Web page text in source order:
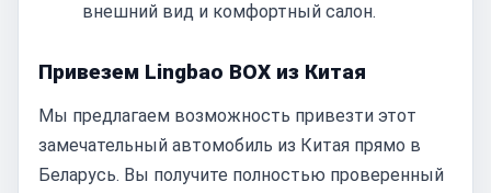
внешний вид и комфортный салон.
Привезем Lingbao BOX из Китая
Мы предлагаем возможность привезти этот
замечательный автомобиль из Китая прямо в
Беларусь. Вы получите полностью проверенный